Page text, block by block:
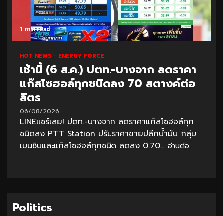
1 min read
HOT NEWS ENERGY FORCE
เช้านี้ (6 ส.ค.) ปตท.-บางจาก ลดราคา
แก๊สโซฮอล์ทุกชนิดลง 70 สตางค์ต่อ
ลิตร
06/08/2026
LINEแชร์เลย! ปตท.-บางจาก ลดราคาแก๊สโซฮอล์ทุก
ชนิดลง PTT Station ปรับราคาขายปลีกน้ำมัน กลุ่ม
เบนซินและแก๊สโซฮอล์ทุกชนิด ลดลง 0.70... อ่านต่อ
Politics